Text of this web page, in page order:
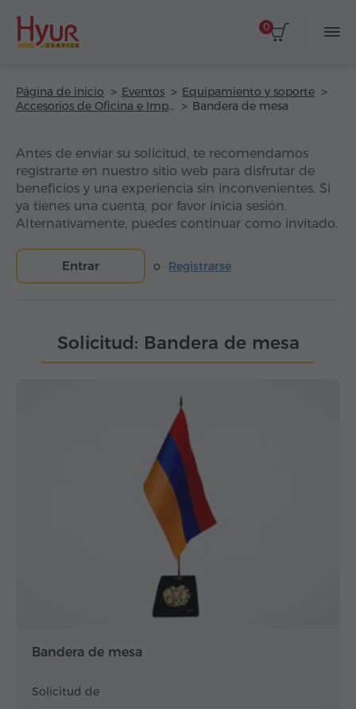
0
Página de inicio Eventos
Equipamiento y soporte
Accesorios de Oficina e Impresión
Bandera de mesa
Antes de enviar su solicitud, te recomendamos
registrarte en nuestro sitio web para disfrutar de
beneficios y una experiencia sin inconvenientes. Si
ya tienes una cuenta, por favor inicia sesión.
Alternativamente, puedes continuar como invitado.
Entrar o Registrarse
Solicitud: Bandera de mesa
Bandera de mesa
Solicitud de